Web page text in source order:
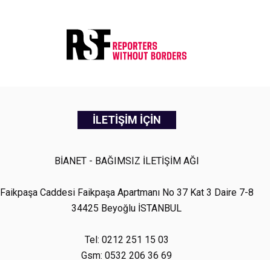
İLETİŞİM İÇİN
BİANET - BAĞIMSIZ İLETİŞİM AĞI
Faikpaşa Caddesi Faikpaşa Apartmanı No 37 Kat 3 Daire 7-8
34425 Beyoğlu İSTANBUL
Tel: 0212 251 15 03
Gsm: 0532 206 36 69